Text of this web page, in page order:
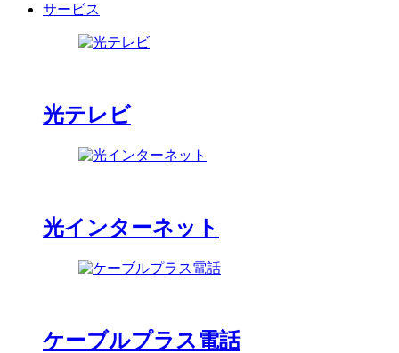
サービス
光テレビ
光インターネット
ケーブルプラス電話